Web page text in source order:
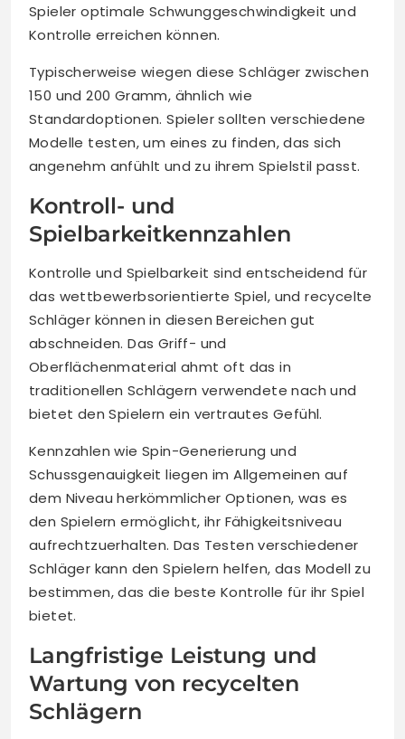
Spieler optimale Schwunggeschwindigkeit und
Kontrolle erreichen können.
Typischerweise wiegen diese Schläger zwischen
150 und 200 Gramm, ähnlich wie
Standardoptionen. Spieler sollten verschiedene
Modelle testen, um eines zu finden, das sich
angenehm anfühlt und zu ihrem Spielstil passt.
Kontroll- und
Spielbarkeitkennzahlen
Kontrolle und Spielbarkeit sind entscheidend für
das wettbewerbsorientierte Spiel, und recycelte
Schläger können in diesen Bereichen gut
abschneiden. Das Griff- und
Oberflächenmaterial ahmt oft das in
traditionellen Schlägern verwendete nach und
bietet den Spielern ein vertrautes Gefühl.
Kennzahlen wie Spin-Generierung und
Schussgenauigkeit liegen im Allgemeinen auf
dem Niveau herkömmlicher Optionen, was es
den Spielern ermöglicht, ihr Fähigkeitsniveau
aufrechtzuerhalten. Das Testen verschiedener
Schläger kann den Spielern helfen, das Modell zu
bestimmen, das die beste Kontrolle für ihr Spiel
bietet.
Langfristige Leistung und
Wartung von recycelten
Schlägern